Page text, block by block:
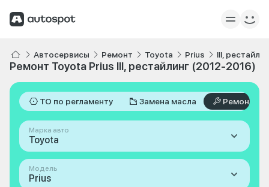
Автосервисы Ремонт Toyota Prius III,
Ремонт Toyota Prius III, рестайлинг (2012-2016)
ТО по регламенту Замена масла Ремонт
Марка авто
Toyota
Модель
Prius